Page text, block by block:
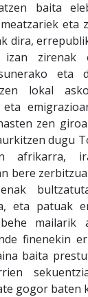
baita
eta
dira,
izan zirenak
eta
lokal
zen
dugu
afrikarra,
bere
eta patuak
mailarik
finenekin
baita
gogor baten